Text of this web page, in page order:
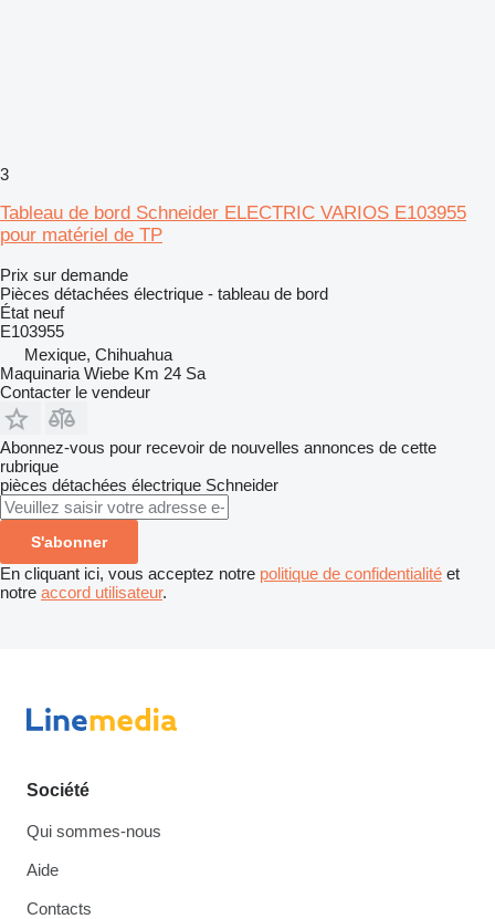
3
Tableau de bord Schneider ELECTRIC VARIOS E103955
pour matériel de TP
Prix sur demande
Pièces détachées électrique - tableau de bord
État neuf
E103955
Mexique, Chihuahua
Maquinaria Wiebe Km 24 Sa
Contacter le vendeur
Abonnez-vous pour recevoir de nouvelles annonces de cette
rubrique
pièces détachées électrique Schneider
S'abonner
En cliquant ici, vous acceptez notre politique de confidentialité et
notre accord utilisateur.
Société
Qui sommes-nous
Aide
Contacts